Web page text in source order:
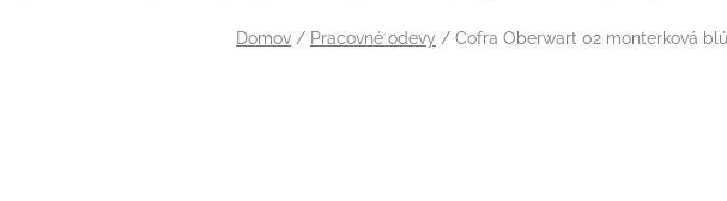
Domov / Pracovné odevy / Cofra Oberwart 02 monterková